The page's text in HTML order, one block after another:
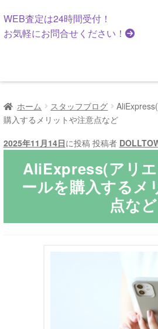
キ
ッ
プ
WEB査定は24時間受付！
お気軽にお問合せください！
HOME
商品一覧
ご利用ガイド
ラブドール買取・処分
ホーム スタッフブログ
購入するメリットや注意点など
2025年11月14日に投稿 投稿者
AliExpress(アリ
ールを購入するメ
点など